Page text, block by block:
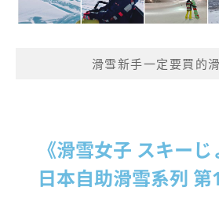
滑雪新手一定要買的